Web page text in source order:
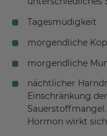
Tagesmüdigkeit
morgendliche
morgendliche
nächtlicher
Einschränkung
Hormon wirkt